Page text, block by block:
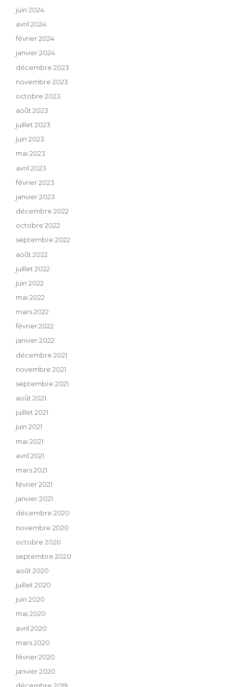
juin 2024
avril 2024
février 2024
janvier 2024
décembre 2023
novembre 2023
octobre 2023
août 2023
juillet 2023
juin 2023
mai 2023
avril 2023
février 2023
janvier 2023
décembre 2022
octobre 2022
septembre 2022
août 2022
juillet 2022
juin 2022
mai 2022
mars 2022
février 2022
janvier 2022
décembre 2021
novembre 2021
septembre 2021
août 2021
juillet 2021
juin 2021
mai 2021
avril 2021
mars 2021
février 2021
janvier 2021
décembre 2020
novembre 2020
octobre 2020
septembre 2020
août 2020
juillet 2020
juin 2020
mai 2020
avril 2020
mars 2020
février 2020
janvier 2020